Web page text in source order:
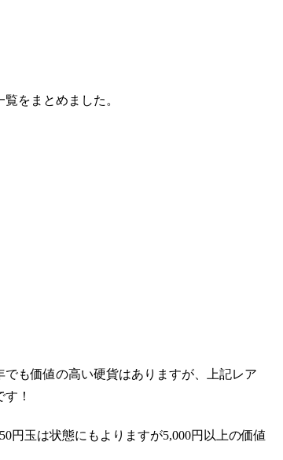
をまとめました。
も価値の高い硬貨はありますが、上記レア
！
円玉は状態にもよりますが5,000円以上の価値